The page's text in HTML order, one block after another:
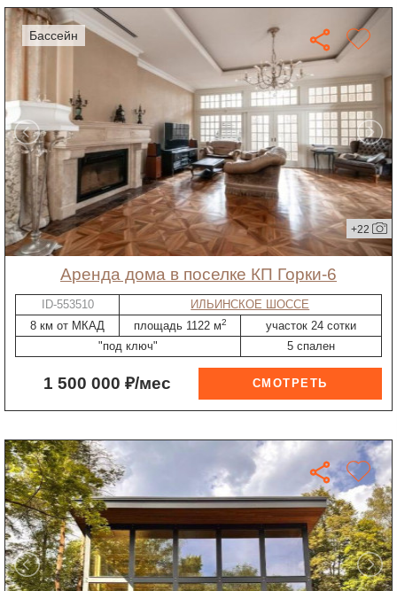
бассейн
+22
Аренда дома в поселке КП Горки-6
ID-553510
ИЛЬИНСКОЕ ШОССЕ
8 км от МКАД
площадь 1122 м2
участок 24 сотки
"под ключ"
5 спален
1 500 000 ₽/мес